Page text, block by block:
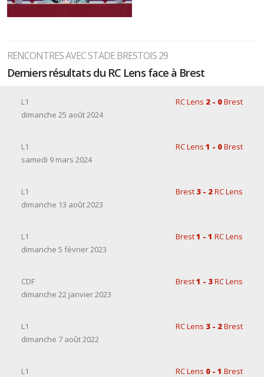
RENCONTRES AVEC STADE BRESTOIS 29
Derniers résultats du RC Lens face à Brest
L1 RC Lens 2 - 0Brest
dimanche 25 août 2024
L1 RC Lens 1 - 0Brest
samedi 9 mars 2024
L1 Brest 3 - 2RC Lens
dimanche 13 août 2023
L1 Brest1 - 1 RC Lens
dimanche 5 février 2023
CDF Brest1 - 3RC Lens
dimanche 22 janvier 2023
L1 RC Lens 3 - 2Brest
dimanche 7 août 2022
L1 RC Lens 0 - 1 Brest